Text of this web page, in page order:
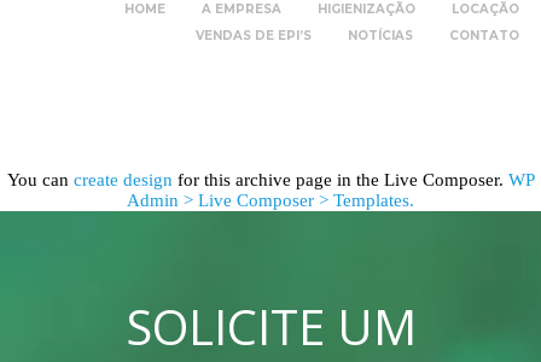
HOME A EMPRESA HIGIENIZAÇÃO
LOCAÇÃO
VENDAS DE EPI’S
NOTÍCIAS CONTATO
You can create design for this archive page in the Live Composer. WP
Admin > Live Composer > Templates.
SOLICITE UM